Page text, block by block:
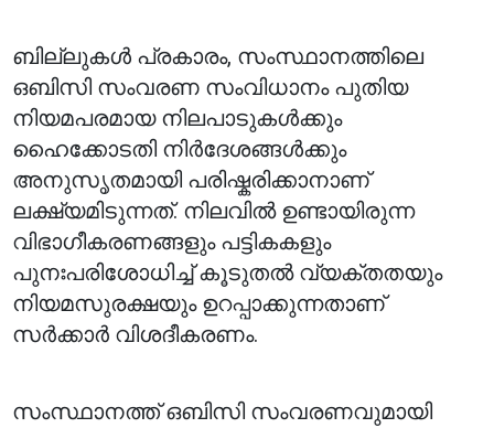
ബില്ലുകൾ പ്രകാരം, സംസ്ഥാനത്തിലെ
ഒബിസി സംവരണ സംവിധാനം പുതിയ
നിയമപരമായ നിലപാടുകൾക്കും
ഹൈക്കോടതി നിർദേശങ്ങൾക്കും
അനുസൃതമായി പരിഷ്കരിക്കാനാണ്
ലക്ഷ്യമിടുന്നത്. നിലവിൽ ഉണ്ടായിരുന്ന
വിഭാഗീകരണങ്ങളും പട്ടികകളും
പുനഃപരിശോധിച്ച് കൂടുതൽ വ്യക്തതയും
നിയമസുരക്ഷയും ഉറപ്പാക്കുന്നതാണ്
സർക്കാർ വിശദീകരണം.
സംസ്ഥാനത്ത് ഒബിസി സംവരണവുമായി